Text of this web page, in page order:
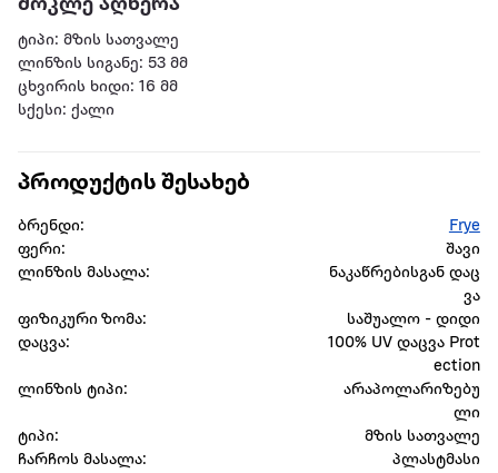
ტიპი: მზის სათვალე
ლინზის სიგანე: 53 მმ
ცხვირის ხიდი: 16 მმ
სქესი: ქალი
პროდუქტის შესახებ
ბრენდი:
Frye
ფერი:
შავი
ლინზის მასალა:
ნაკაწრებისგან დაც
ვა
ფიზიკური ზომა:
საშუალო - დიდი
დაცვა:
100% UV დაცვა Prot
ection
ლინზის ტიპი:
არაპოლარიზებუ
ლი
ტიპი:
მზის სათვალე
ჩარჩოს მასალა:
პლასტმასი